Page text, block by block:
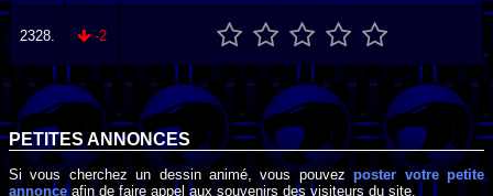
2328. -2
PETITES ANNONCES
Si vous cherchez un dessin animé, vous pouvezposter votre petite
annonceafin de faire appel aux souvenirs des visiteurs du site.